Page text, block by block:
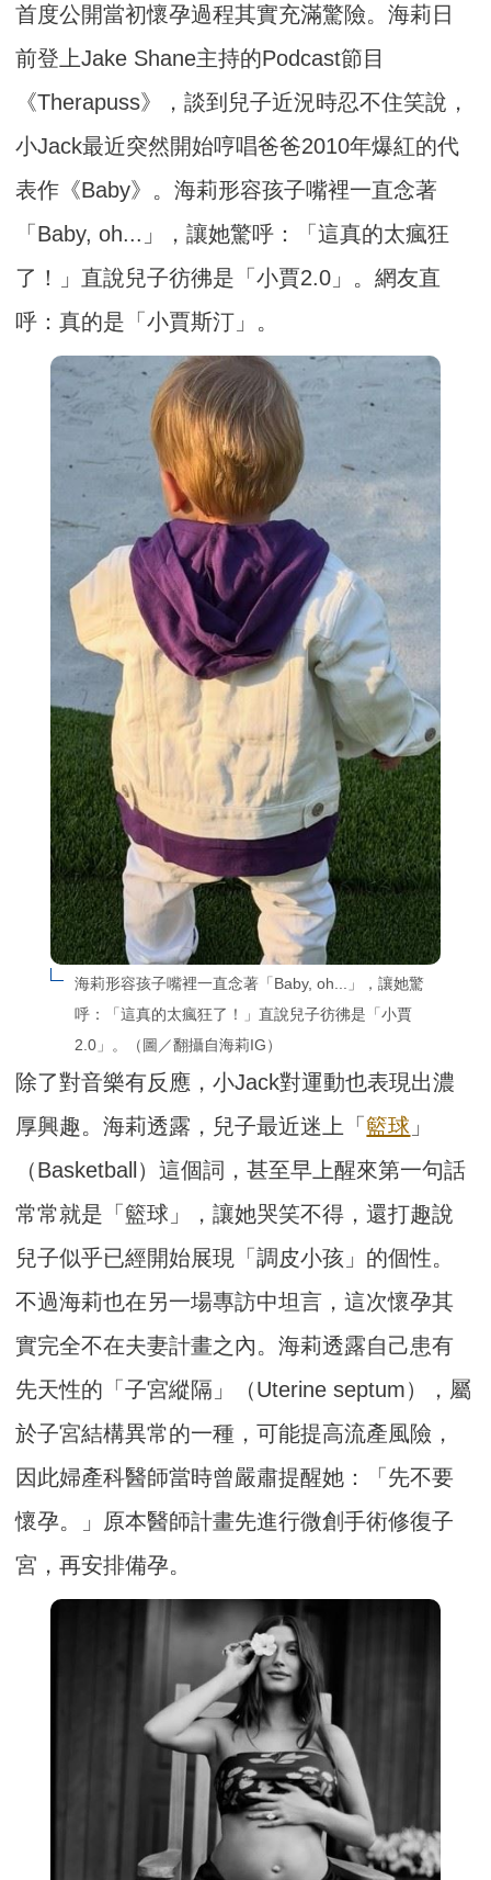
首度公開當初懷孕過程其實充滿驚險。海莉日
前登上Jake Shane主持的Podcast節目
《Therapuss》，談到兒子近況時忍不住笑說，
小Jack最近突然開始哼唱爸爸2010年爆紅的代
表作《Baby》。海莉形容孩子嘴裡一直念著
「Baby, oh...」，讓她驚呼：「這真的太瘋狂
了！」直說兒子彷彿是「小賈2.0」。網友直
呼：真的是「小賈斯汀」。
海莉形容孩子嘴裡一直念著「Baby, oh...」，讓她驚
呼：「這真的太瘋狂了！」直說兒子彷彿是「小賈
2.0」。（圖／翻攝自海莉IG）
除了對音樂有反應，小Jack對運動也表現出濃
厚興趣。海莉透露，兒子最近迷上「籃球 」
（Basketball）這個詞，甚至早上醒來第一句話
常常就是「籃球」，讓她哭笑不得，還打趣說
兒子似乎已經開始展現「調皮小孩」的個性。
不過海莉也在另一場專訪中坦言，這次懷孕其
實完全不在夫妻計畫之內。海莉透露自己患有
先天性的「子宮縱隔」（Uterine septum），屬
於子宮結構異常的一種，可能提高流產風險，
因此婦產科醫師當時曾嚴肅提醒她：「先不要
懷孕。」原本醫師計畫先進行微創手術修復子
宮，再安排備孕。